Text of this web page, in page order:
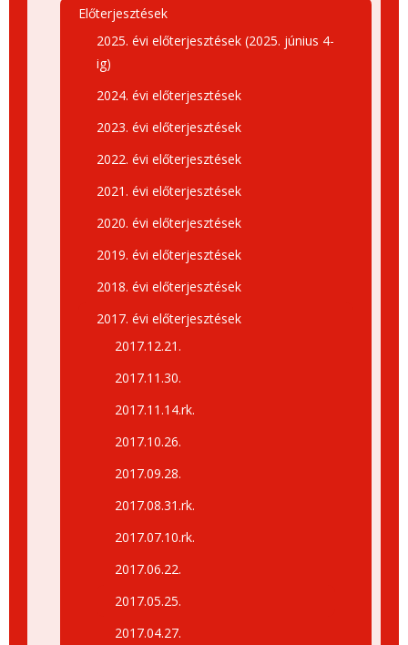
Előterjesztések
2025. évi előterjesztések (2025. június 4-
ig)
2024. évi előterjesztések
2023. évi előterjesztések
2022. évi előterjesztések
2021. évi előterjesztések
2020. évi előterjesztések
2019. évi előterjesztések
2018. évi előterjesztések
2017. évi előterjesztések
2017.12.21.
2017.11.30.
2017.11.14.rk.
2017.10.26.
2017.09.28.
2017.08.31.rk.
2017.07.10.rk.
2017.06.22.
2017.05.25.
2017.04.27.